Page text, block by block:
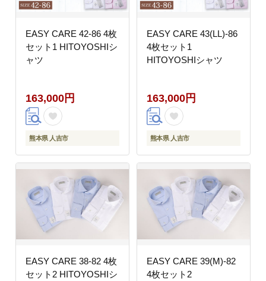
EASY CARE 42-86 4枚
セット1 HITOYOSHIシ
ャツ
163,000円
熊本県 人吉市
EASY CARE 43(LL)-86
4枚セット1
HITOYOSHIシャツ
163,000円
熊本県 人吉市
EASY CARE 38-82 4枚
セット2 HITOYOSHIシ
EASY CARE 39(M)-82
4枚セット2